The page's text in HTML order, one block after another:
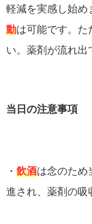
軽減を実感し始め
動は可能です。た
い。薬剤が流れ出
当日の注意事項
・ 飲酒は念のため
進され、薬剤の吸